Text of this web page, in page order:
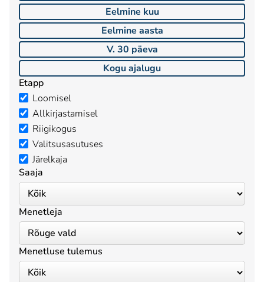
Eelmine kuu
Eelmine aasta
V. 30 päeva
Kogu ajalugu
Etapp
Loomisel
Allkirjastamisel
Riigikogus
Valitsusasutuses
Järelkaja
Saaja
Menetleja
Menetluse tulemus